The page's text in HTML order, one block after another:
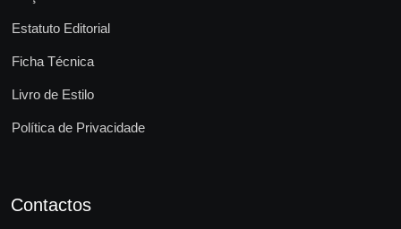
Estatuto Editorial
Ficha Técnica
Livro de Estilo
Política de Privacidade
Contactos